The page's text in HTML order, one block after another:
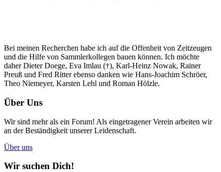
Bei meinen Recherchen habe ich auf die Offenheit von Zeitzeugen
und die Hilfe von Sammlerkollegen bauen können. Ich möchte
daher Dieter Doege, Eva Imlau (†), Karl-Heinz Nowak, Rainer
Preuß und Fred Ritter ebenso danken wie Hans-Joachim Schröer,
Theo Niemeyer, Karsten Lehl und Roman Hölzle.
Über Uns
Wir sind mehr als ein Forum! Als eingetragener Verein arbeiten wir
an der Beständigkeit unserer Leidenschaft.
Über uns
Wir suchen Dich!